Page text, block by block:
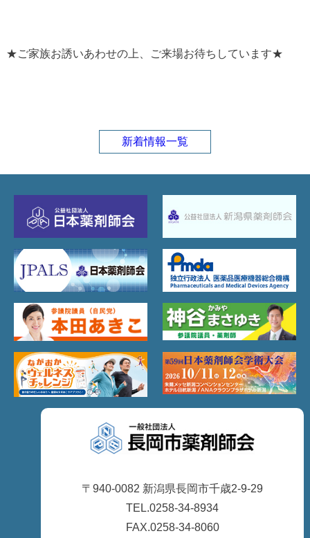
★ご家族お誘いあわせの上、ご来場お待ちしています★
新着情報一覧
〒940-0082 新潟県長岡市千歳2-9-29
TEL.0258-34-8934
FAX.0258-34-8060